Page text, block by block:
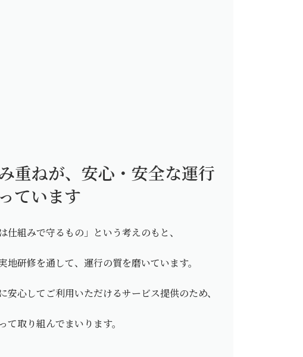
重ねが、安心・安全な運行
ています
仕組みで守るもの」という考えのもと、
地研修を通して、運行の質を磨いています。
安心してご利用いただけるサービス提供のため、
て取り組んでまいります。